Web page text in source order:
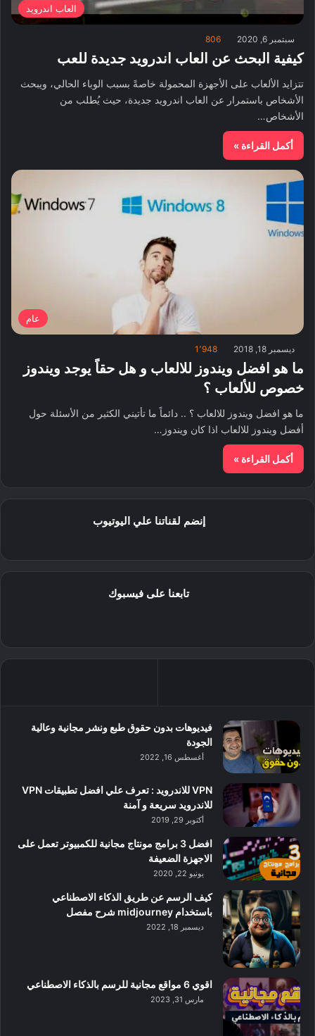
العاب اندرويد
سبتمبر 6, 2020 806
كيفية البحث عن العاب اندرويد جديدة للعب
تتزايد الألعاب على الأجهزة المحمولة خاصةً بسبب الوباء الحالي، ويبحث
الأشخاص باستمرار عن العاب اندرويد جديدة، حيث يُطلب من
الأشخاص…
أكمل القراءة »
عام
ديسمبر 18, 2018 1٬948
ما هو افضل ويندوز للالعاب و هل حقاً يوجد ويندوز
خصوص للألعاب ؟
ما هو افضل ويندوز للالعاب ؟ .. دائماً ما تأتيني الكثير من الأسئلة حول
أفضل ويندوز للالعاب اذا كان ويندوز…
أكمل القراءة »
إنضم لقناتنا علي اليوتيوب
تابعنا على فيسبوك
فيديوهات بدون حقوق طبع ونشر مجانية وعالية
الجودة
أغسطس 16, 2022
VPN للاندرويد : تعرف علي افضل تطبيقات VPN
للاندرويد سريعة و آمنة
أكتوبر 29, 2019
افضل 3 برامج مونتاج مجانية للكمبيوتر تعمل على
الاجهزة الضعيفة
يونيو 22, 2020
كيف الرسم عن طريق الذكاء الاصطناعي
باستخدام midjourney شرح مفصل
ديسمبر 18, 2022
اقوي 6 مواقع مجانية للرسم بالذكاء الاصطناعي
مارس 31, 2023